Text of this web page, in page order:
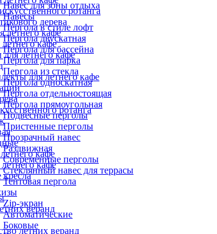
Навес для зоны отдыха
Навесы
Пергола в стиле лофт
Пергола двускатная
Пергола для бассейна
Пергола для парка
Пергола из стекла
Пергола односкатная
Пергола отдельностоящая
Пергола прямоугольная
Подвесные перголы
Пристенные перголы
Прозрачный навес
Раздвижная
Современные перголы
Стеклянный навес для террасы
Тентовая пергола
Zip-экран
Автоматические
Боковые
ротанга
дерева
летнего кафе
кафе
летнего кафе
для летнего кафе
ротанга
кафе
кафе
веранд
летних веранд